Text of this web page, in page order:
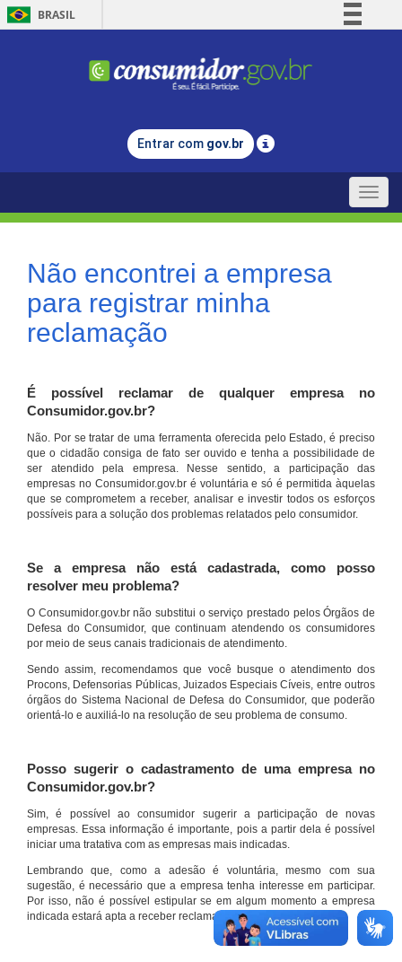
BRASIL
Comunica BR
Legislação
Entrar com gov.br
Toggle
Não encontrei a empresa
para registrar minha
reclamação
É possível reclamar de qualquer empresa no
Consumidor.gov.br?
Não. Por se tratar de uma ferramenta oferecida pelo Estado, é preciso
que o cidadão consiga de fato ser ouvido e tenha a possibilidade de
ser atendido pela empresa. Nesse sentido, a participação das
empresas no Consumidor.gov.br é voluntária e só é permitida àquelas
que se comprometem a receber, analisar e investir todos os esforços
possíveis para a solução dos problemas relatados pelo consumidor.
Se a empresa não está cadastrada, como posso
resolver meu problema?
O Consumidor.gov.br não substitui o serviço prestado pelos Órgãos de
Defesa do Consumidor, que continuam atendendo os consumidores
por meio de seus canais tradicionais de atendimento.
Sendo assim, recomendamos que você busque o atendimento dos
Procons, Defensorias Públicas, Juizados Especiais Cíveis, entre outros
órgãos do Sistema Nacional de Defesa do Consumidor, que poderão
orientá-lo e auxiliá-lo na resolução de seu problema de consumo.
Posso sugerir o cadastramento de uma empresa no
Consumidor.gov.br?
Sim, é possível ao consumidor sugerir a participação de novas
empresas. Essa informação é importante, pois a partir dela é possível
iniciar uma tratativa com as empresas mais indicadas.
Lembrando que, como a adesão é voluntária, mesmo com sua
sugestão, é necessário que a empresa tenha interesse em participar.
Por isso, não é possível estipular se em algum momento a empresa
indicada estará apta a receber reclamações por meio do site.